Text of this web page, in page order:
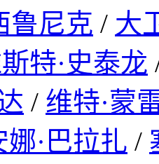
鲁尼克 / 大
特·史泰龙
/ 维特·蒙
·巴拉扎 /